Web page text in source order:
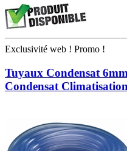
Exclusivité web ! Promo !
Tuyaux Condensat
Condensat Climatisation